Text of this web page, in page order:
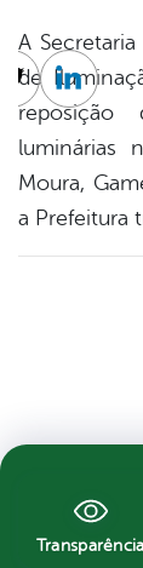
A
de
reposição
luminárias
Moura,
a Prefeitura
Twitter
Transparência